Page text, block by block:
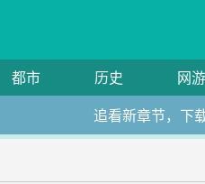
都市 历史 网游
追看新章节，下